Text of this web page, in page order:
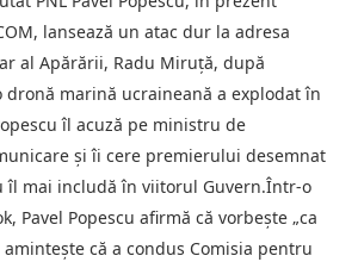
lansează un atac dur la adresa
al Apărării, Radu Miruță, după
marină ucraineană a explodat în
îl acuză pe ministru de
și îi cere premierului desemnat
îl mai includă în viitorul Guvern.Într-o
Pavel Popescu afirmă că vorbește „ca
că a condus Comisia pentru